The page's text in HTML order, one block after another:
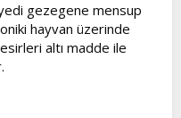
gezegene mensup
hayvan üzerinde
altı madde ile